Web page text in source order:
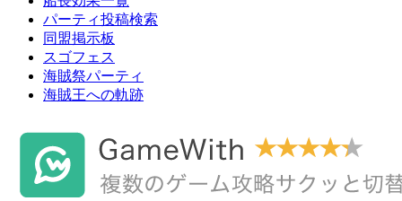
パーティ投稿検索
同盟掲示板
スゴフェス
海賊祭パーティ
海賊王への軌跡